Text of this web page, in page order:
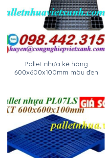
Pallet nhựa kê hàng
600x600x100mm màu đen